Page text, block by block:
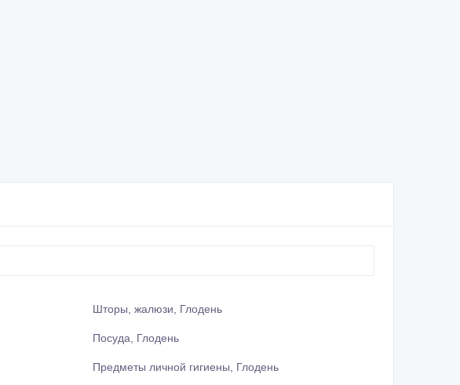
Шторы, жалюзи, Глодень
Посуда, Глодень
Предметы личной гигиены, Глодень